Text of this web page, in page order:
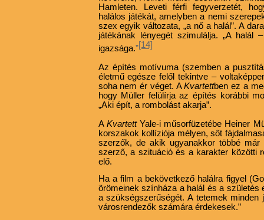
Hamleten. Leveti férfi fegyverzetét,
halálos játékát, amelyben a nemi
szex egyik változata, „a nő a halál”. A
játékának lényegét szimulálja. „A
igazsága.”[14]
Az építés motívuma (szemben a
életmű egésze felől tekintve –
soha nem ér véget. AKvartettben ez a
hogy Müller felülírja az építés korábbi
„Aki épít, a rombolást akarja”.
A Kvartett Yale-i műsorfüzetébe Heiner
korszakok kollíziója mélyen, sőt
szerzők, de akik ugyanakkor többé
szerző, a szituáció és a karakter közötti
elő.
Ha a film a bekövetkező halálra figyel
örömeinek színháza a halál és a
a szükségszerűségét. A tetemek
városrendezők számára érdekesek.”